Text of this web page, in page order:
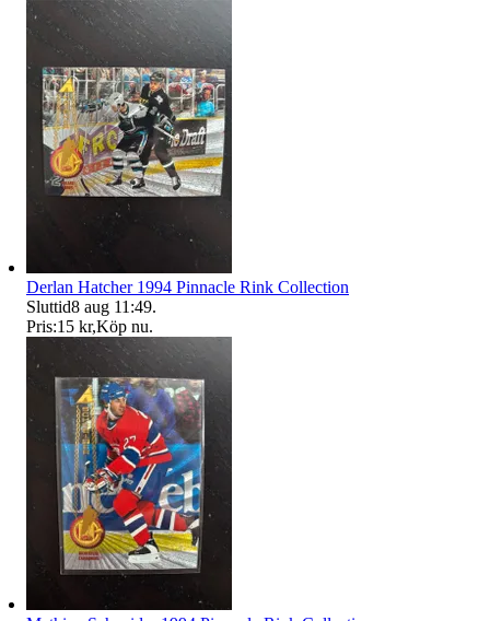
Derlan Hatcher 1994 Pinnacle Rink Collection
Sluttid8 aug 11:49.
Pris:15 kr,Köp nu.